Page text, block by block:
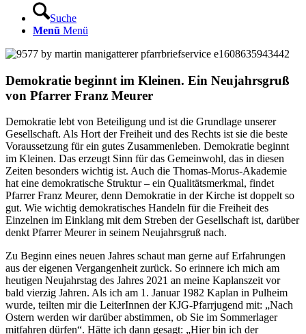
Suche
Menü Menü
Demokratie beginnt im Kleinen. Ein Neujahrsgruß
von Pfarrer Franz Meurer
Demokratie lebt von Beteiligung und ist die Grundlage unserer
Gesellschaft. Als Hort der Freiheit und des Rechts ist sie die beste
Voraussetzung für ein gutes Zusammenleben. Demokratie beginnt
im Kleinen. Das erzeugt Sinn für das Gemeinwohl, das in diesen
Zeiten besonders wichtig ist. Auch die Thomas-Morus-Akademie
hat eine demokratische Struktur – ein Qualitätsmerkmal, findet
Pfarrer Franz Meurer, denn Demokratie in der Kirche ist doppelt so
gut. Wie wichtig demokratisches Handeln für die Freiheit des
Einzelnen im Einklang mit dem Streben der Gesellschaft ist, darüber
denkt Pfarrer Meurer in seinem Neujahrsgruß nach.
Zu Beginn eines neuen Jahres schaut man gerne auf Erfahrungen
aus der eigenen Vergangenheit zurück. So erinnere ich mich am
heutigen Neujahrstag des Jahres 2021 an meine Kaplanszeit vor
bald vierzig Jahren. Als ich am 1. Januar 1982 Kaplan in Pulheim
wurde, teilten mir die LeiterInnen der KJG-Pfarrjugend mit: „Nach
Ostern werden wir darüber abstimmen, ob Sie im Sommerlager
mitfahren dürfen“. Hätte ich dann gesagt: „Hier bin ich der